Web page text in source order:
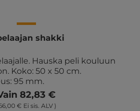
shakki
Hauska peli kouluun
Koko: 50 x 50 cm.
95 mm.
82,83 €
€ Ei sis. ALV )